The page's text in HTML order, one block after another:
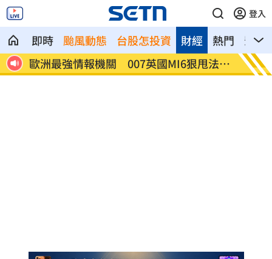
登入
即時 颱風動態 台股怎投資 熱門 影音
財經
歐洲最強情報機關 007英國MI6狠甩法奪
冠
2026
灣